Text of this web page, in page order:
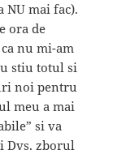
NU mai fac).
ora de
nu mi-am
stiu totul si
noi pentru
meu a mai
si va
Dvs. zborul